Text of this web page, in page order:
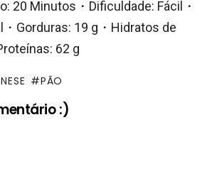
20 Minutos・Dificuldade: Fácil・
Gorduras: 19 g・Hidratos de
62 g
PÃO
:)